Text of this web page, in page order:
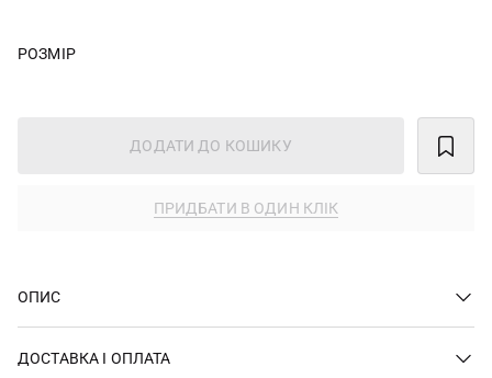
РОЗМІР
ДОДАТИ ДО КОШИКУ
ПРИДБАТИ В ОДИН КЛІК
ОПИС
ДОСТАВКА І ОПЛАТА